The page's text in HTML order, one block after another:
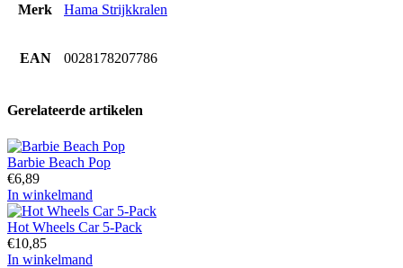
Merk Hama Strijkkralen
EAN 0028178207786
Gerelateerde artikelen
Barbie Beach Pop
€6,89
In winkelmand
Hot Wheels Car 5-Pack
€10,85
In winkelmand